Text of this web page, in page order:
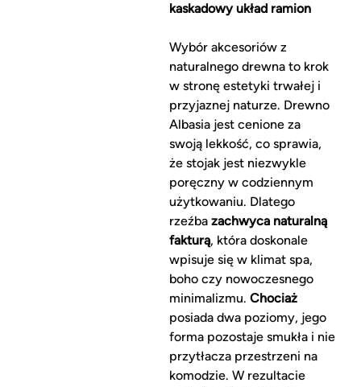
kaskadowy układ ramion
Wybór akcesoriów z
naturalnego drewna to krok
w stronę estetyki trwałej i
przyjaznej naturze. Drewno
Albasia jest cenione za
swoją lekkość, co sprawia,
że stojak jest niezwykle
poręczny w codziennym
użytkowaniu. Dlatego
rzeźba zachwyca naturalną
fakturą, która doskonale
wpisuje się w klimat spa,
boho czy nowoczesnego
minimalizmu. Chociaż
posiada dwa poziomy, jego
forma pozostaje smukła i nie
przytłacza przestrzeni na
komodzie. W rezultacie